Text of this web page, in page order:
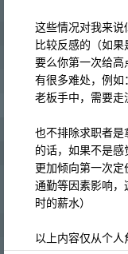
这些情况对我来
比较反感的（如果
要么你第一次给
有很多难处，例
老板手中，需要走
也不排除求职者
的话，如果不是
更加倾向第一次定
通勤等因素影响
时的薪水）
以上内容仅从个